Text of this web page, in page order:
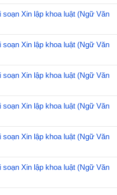
Xin lập khoa luật (Ngữ Văn
Xin lập khoa luật (Ngữ Văn
Xin lập khoa luật (Ngữ Văn
Xin lập khoa luật (Ngữ Văn
Xin lập khoa luật (Ngữ Văn
Xin lập khoa luật (Ngữ Văn